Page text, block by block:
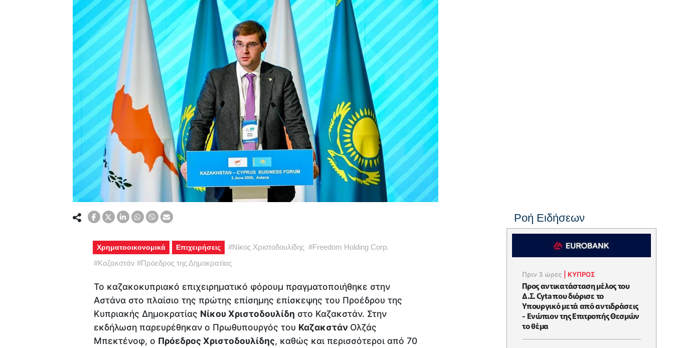
Χρηματοοικονομικά Επιχειρήσεις #Νίκος Χριστοδουλίδης #Freedom Holding Corp.
#Καζακστάν #Πρόεδρος της Δημοκρατίας
Το καζακοκυπριακό επιχειρηματικό φόρουμ πραγματοποιήθηκε στην
Αστάνα στο πλαίσιο της πρώτης επίσημης επίσκεψης του Προέδρου της
Κυπριακής Δημοκρατίας Νίκου Χριστοδουλίδη στο Καζακστάν. Στην
εκδήλωση παρευρέθηκαν ο Πρωθυπουργός του Καζακστάν Ολζάς
Μπεκτένοφ, ο Πρόεδρος Χριστοδουλίδης, καθώς και περισσότεροι από 70
Ροή Ειδήσεων
Πριν 3 ώρες ΚΥΠΡΟΣ
Προς αντικατάσταση μέλος του
Δ.Σ. Cyta που διόρισε το
Υπουργικό μετά από αντιδράσεις
- Ενώπιον της Επιτροπής Θεσμών
το θέμα